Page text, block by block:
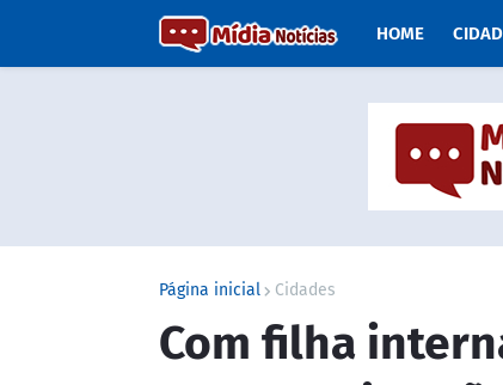
HOME
Página inicial Cidades
Com filha